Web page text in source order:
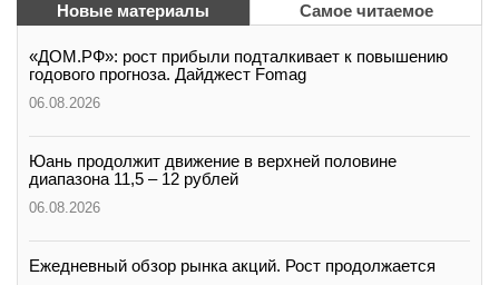
Новые материалы Самое читаемое
«ДОМ.РФ»: рост прибыли подталкивает к повышению
годового прогноза. Дайджест Fomag
06.08.2026
Юань продолжит движение в верхней половине
диапазона 11,5 – 12 рублей
06.08.2026
Ежедневный обзор рынка акций. Рост продолжается